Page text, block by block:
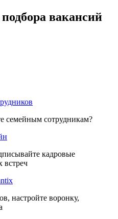
вакансий
семейным сотрудникам?
кадровые
встреч
настройте воронку,